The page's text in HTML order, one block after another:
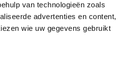
van technologieën zoals
advertenties en content,
wie uw gegevens gebruikt